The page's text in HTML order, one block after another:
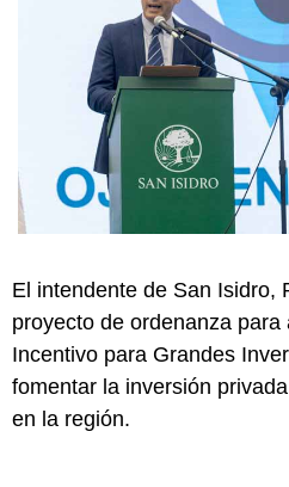
El intendente de San Isidro,
proyecto de ordenanza
Incentivo para Grandes
fomentar la inversión
en la región.